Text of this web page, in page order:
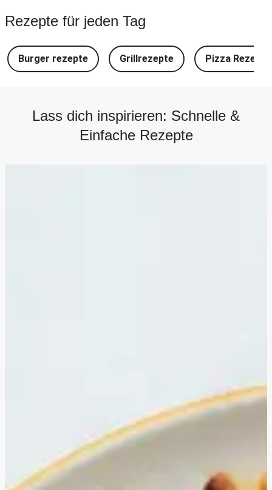
Rezepte für jeden Tag
Burger rezepte Grillrezepte Pizza Rezepte
Lass dich inspirieren: Schnelle &
Einfache Rezepte